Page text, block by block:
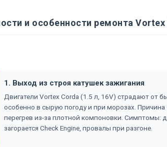
и особенности ремонта Vortex
1. Выход из строя катушек зажигания
Двигатели Vortex Corda (1.5 л, 16V) страдают от
особенно в сырую погоду и при морозах.
перегрев из-за плотной компоновки. Симптомы:
загорается Check Engine, провалы при разгоне.